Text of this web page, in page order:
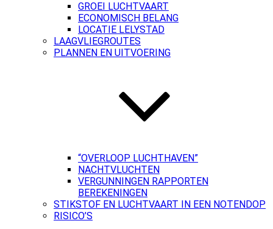
GROEI LUCHTVAART
ECONOMISCH BELANG
LOCATIE LELYSTAD
LAAGVLIEGROUTES
PLANNEN EN UITVOERING
“OVERLOOP LUCHTHAVEN”
NACHTVLUCHTEN
VERGUNNINGEN RAPPORTEN
BEREKENINGEN
STIKSTOF EN LUCHTVAART IN EEN NOTENDOP
RISICO’S